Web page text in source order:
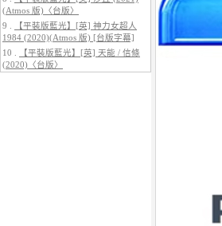
(Atmos 版)〈台版〉
9 .
【平裝版藍光】[英] 神力女超人
1984 (2020)(Atmos 版) [台版字幕]
10 .
【平裝版藍光】[英] 天能 / 信條
(2020)〈台版〉